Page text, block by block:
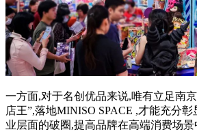
一方面,对于名创优品来说,唯有立足南
店王”,落地MINISO SPACE ,才能充分
业层面的破圈,提高品牌在高端消费场景